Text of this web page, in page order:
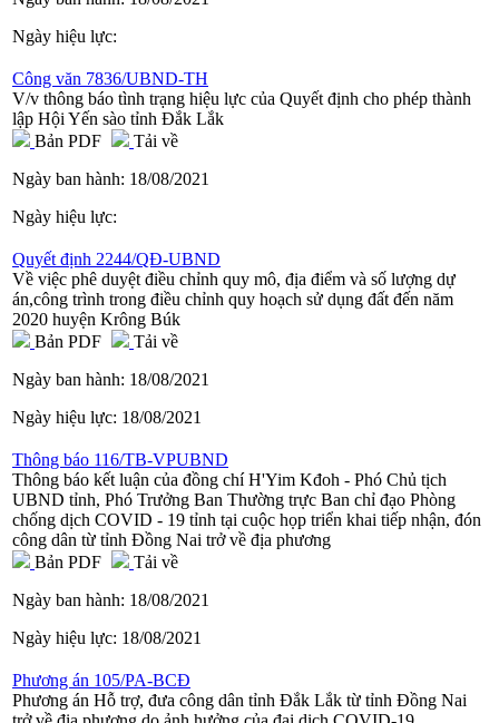
Ngày hiệu lực:
Công văn 7836/UBND-TH
V/v thông báo tình trạng hiệu lực của Quyết định cho phép thành
lập Hội Yến sào tỉnh Đắk Lắk
Bản PDF
Tải về
Ngày ban hành: 18/08/2021
Ngày hiệu lực:
Quyết định 2244/QĐ-UBND
Về việc phê duyệt điều chỉnh quy mô, địa điểm và số lượng dự
án,công trình trong điều chỉnh quy hoạch sử dụng đất đến năm
2020 huyện Krông Búk
Bản PDF
Tải về
Ngày ban hành: 18/08/2021
Ngày hiệu lực: 18/08/2021
Thông báo 116/TB-VPUBND
Thông báo kết luận của đồng chí H'Yim Kđoh - Phó Chủ tịch
UBND tỉnh, Phó Trưởng Ban Thường trực Ban chỉ đạo Phòng
chống dịch COVID - 19 tỉnh tại cuộc họp triển khai tiếp nhận, đón
công dân từ tỉnh Đồng Nai trở về địa phương
Bản PDF
Tải về
Ngày ban hành: 18/08/2021
Ngày hiệu lực: 18/08/2021
Phương án 105/PA-BCĐ
Phương án Hỗ trợ, đưa công dân tỉnh Đắk Lắk từ tỉnh Đồng Nai